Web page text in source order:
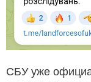
СБУ уже